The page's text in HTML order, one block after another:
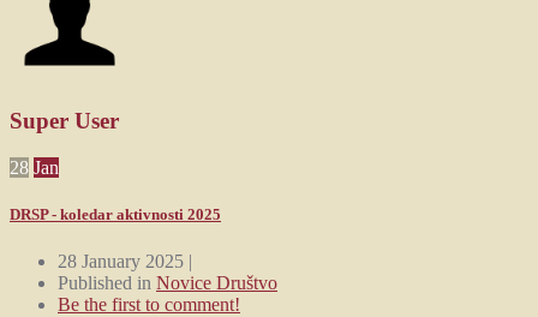
Super User
28 Jan
DRSP - koledar aktivnosti 2025
28 January 2025 |
Published in Novice Društvo
Be the first to comment!